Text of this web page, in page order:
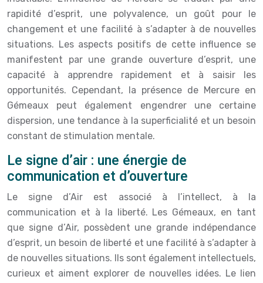
rapidité d’esprit, une polyvalence, un goût pour le
changement et une facilité à s’adapter à de nouvelles
situations. Les aspects positifs de cette influence se
manifestent par une grande ouverture d’esprit, une
capacité à apprendre rapidement et à saisir les
opportunités. Cependant, la présence de Mercure en
Gémeaux peut également engendrer une certaine
dispersion, une tendance à la superficialité et un besoin
constant de stimulation mentale.
Le signe d’air : une énergie de
communication et d’ouverture
Le signe d’Air est associé à l’intellect, à la
communication et à la liberté. Les Gémeaux, en tant
que signe d’Air, possèdent une grande indépendance
d’esprit, un besoin de liberté et une facilité à s’adapter à
de nouvelles situations. Ils sont également intellectuels,
curieux et aiment explorer de nouvelles idées. Le lien